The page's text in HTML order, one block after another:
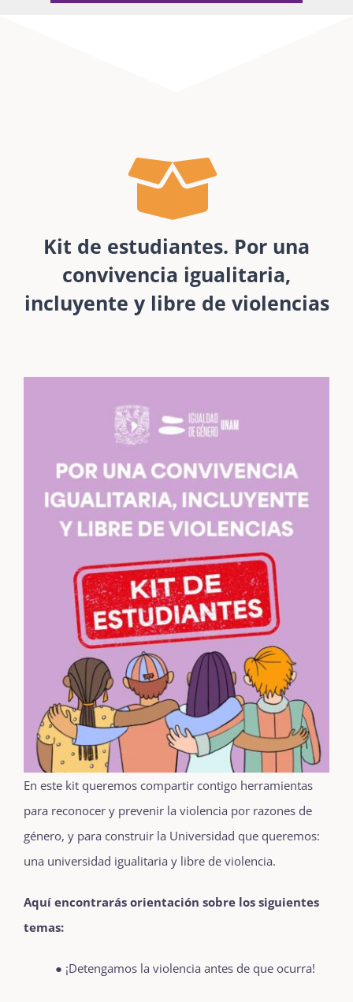
Kit de estudiantes. Por una
convivencia igualitaria,
incluyente y libre de violencias
En este kit queremos compartir contigo herramientas
para reconocer y prevenir la violencia por razones de
género, y para construir la Universidad que queremos:
una universidad igualitaria y libre de violencia.
Aquí encontrarás orientación sobre los siguientes
temas:
● ¡Detengamos la violencia antes de que ocurra!